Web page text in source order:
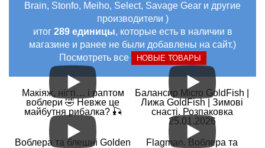
Brain, Stonfo, Meiho, Select, Savage Gear и другие
производители )
итог 289 единицы, которые есть в наличии в
магазине и ранее не были добавлены на сайт.)
Посмотреть все
НОВЫЕ ТОВАРЫ
Макіяж, нігті… і раптом
воблери 🤣 Невже це
майбутня рибалка? 🎣
Балансир Micro GoldFish |
Лижа GoldFish | Зимові
снасті. Розпаковка
25.01.2026
Воблера та блешні Golden
Flagman. Воблера та